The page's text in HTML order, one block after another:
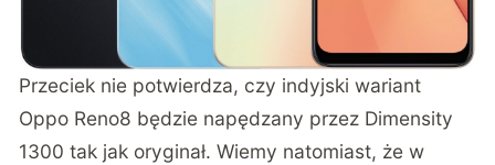
Przeciek nie potwierdza, czy indyjski wariant
Oppo Reno8 będzie napędzany przez Dimensity
1300 tak jak oryginał. Wiemy natomiast, że w